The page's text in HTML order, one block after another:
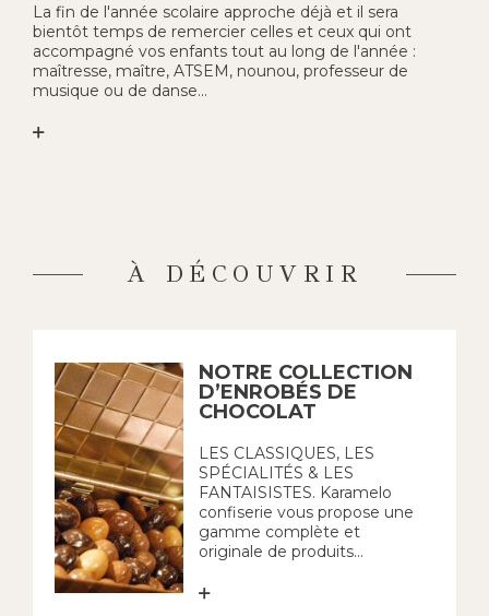
La fin de l'année scolaire approche déjà et il sera
bientôt temps de remercier celles et ceux qui ont
accompagné vos enfants tout au long de l'année :
maîtresse, maître, ATSEM, nounou, professeur de
musique ou de danse...
À DÉCOUVRIR
NOTRE COLLECTION
D’ENROBÉS DE
CHOCOLAT
LES CLASSIQUES, LES
SPÉCIALITÉS & LES
FANTAISISTES. Karamelo
confiserie vous propose une
gamme complète et
originale de produits...